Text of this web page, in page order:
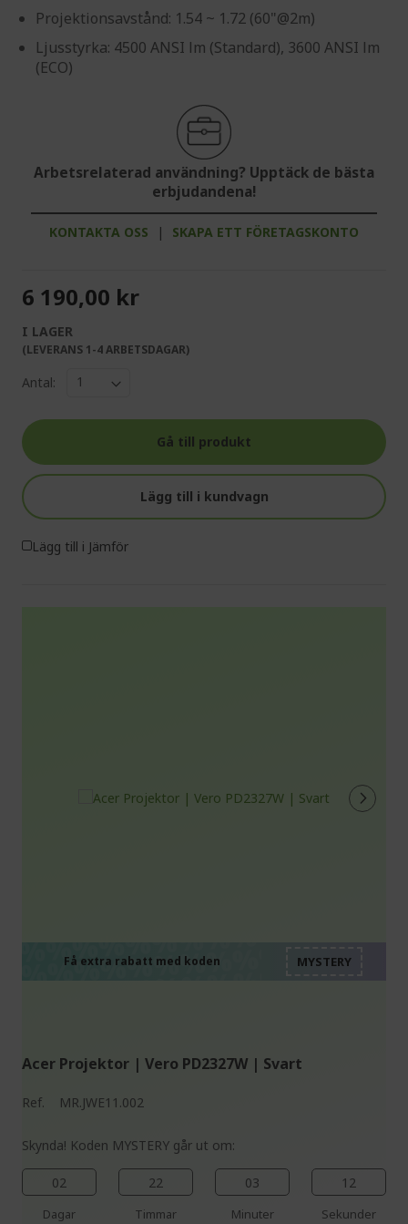
Projektionsavstånd: 1.54 ~ 1.72 (60"@2m)
Ljusstyrka: 4500 ANSI lm (Standard), 3600 ANSI lm
(ECO)
Arbetsrelaterad användning? Upptäck de bästa
erbjudandena!
KONTAKTA OSS | SKAPA ETT FÖRETAGSKONTO
6 190,00 kr
I LAGER
(LEVERANS 1-4 ARBETSDAGAR)
Antal:
Gå till produkt
Lägg till i kundvagn
Lägg till i Jämför
Få extra rabatt med koden
Acer Projektor | Vero PD2327W | Svart
Ref. MR.JWE11.002
Skynda! Koden MYSTERY går ut om:
02
Dagar
22
Timmar
03
Minuter
11
Sekunder